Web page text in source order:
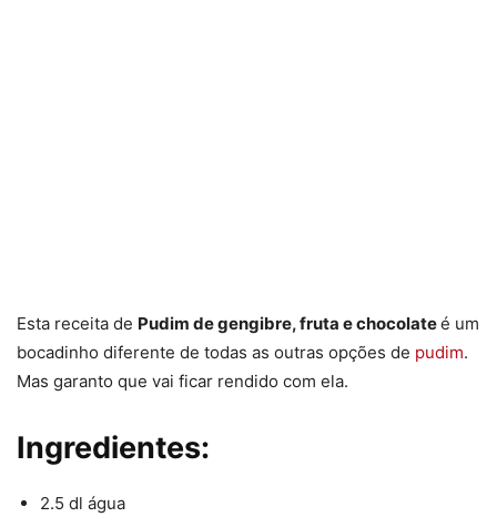
Esta receita de Pudim de gengibre, fruta e chocolateé um
bocadinho diferente de todas as outras opções de pudim.
Mas garanto que vai ficar rendido com ela.
Ingredientes:
2.5 dl água